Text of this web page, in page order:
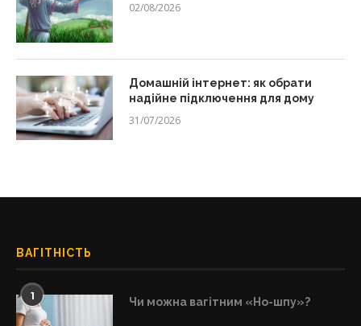
02/08/2026
Домашній інтернет: як обрати
надійне підключення для дому
31/07/2026
ВАГІТНІСТЬ
1 Чи можна вагітним «Но-шпу»?